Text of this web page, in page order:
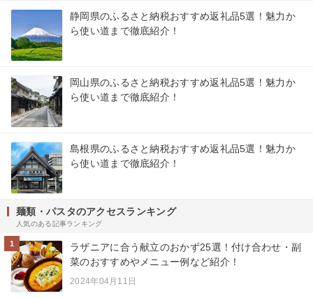
静岡県のふるさと納税おすすめ返礼品5選！魅力か
ら使い道まで徹底紹介！
岡山県のふるさと納税おすすめ返礼品5選！魅力か
ら使い道まで徹底紹介！
島根県のふるさと納税おすすめ返礼品5選！魅力か
ら使い道まで徹底紹介！
麺類・パスタのアクセスランキング
人気のある記事ランキング
1
ラザニアに合う献立のおかず25選！付け合わせ・副
菜のおすすめやメニュー例など紹介！
2024年04月11日